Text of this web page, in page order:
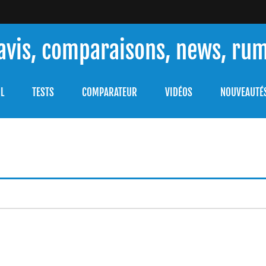
comparaisons, news,
TESTS COMPARATEUR VIDÉOS